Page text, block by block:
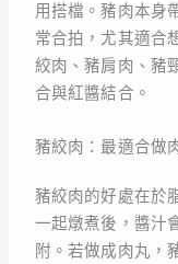
用搭檔。豬肉本身
常合拍，尤其適合
絞肉、豬肩肉、豬
合與紅醬結合。
豬絞肉：最適合做
豬絞肉的好處在於
一起燉煮後，醬汁
附。若做成肉丸，